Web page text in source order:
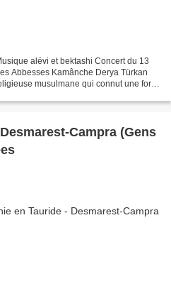
alévi et bektashi Concert du 13
Abbesses Kamânche Derya Türkan
musulmane qui connut une forte
Campra (Gens